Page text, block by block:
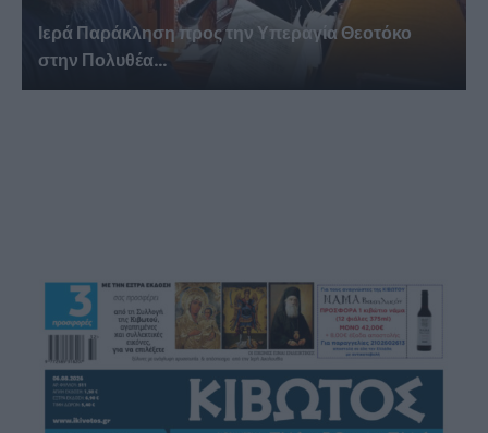
Ιερά Παράκληση προς την Υπεραγία Θεοτόκο
στην Πολυθέα...